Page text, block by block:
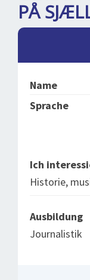
BUCHUNG
ÜBER UNS
PÅ
Name
Sprache
Ich
Historie,
Ausbildung
Journalistik